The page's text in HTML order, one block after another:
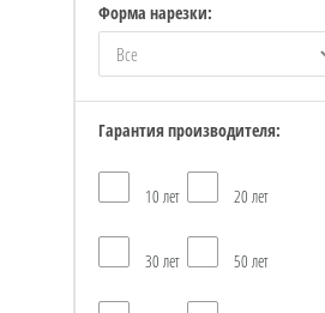
Форма нарезки:
Гарантия производителя:
10 лет 20 лет
30 лет 50 лет